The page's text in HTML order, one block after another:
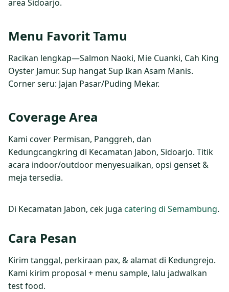
area Sidoarjo.
Menu Favorit Tamu
Racikan lengkap—Salmon Naoki, Mie Cuanki, Cah King
Oyster Jamur. Sup hangat Sup Ikan Asam Manis.
Corner seru: Jajan Pasar/Puding Mekar.
Coverage Area
Kami cover Permisan, Panggreh, dan
Kedungcangkring di Kecamatan Jabon, Sidoarjo. Titik
acara indoor/outdoor menyesuaikan, opsi genset &
meja tersedia.
Di Kecamatan Jabon, cek juga catering di Semambung.
Cara Pesan
Kirim tanggal, perkiraan pax, & alamat di Kedungrejo.
Kami kirim proposal + menu sample, lalu jadwalkan
test food.